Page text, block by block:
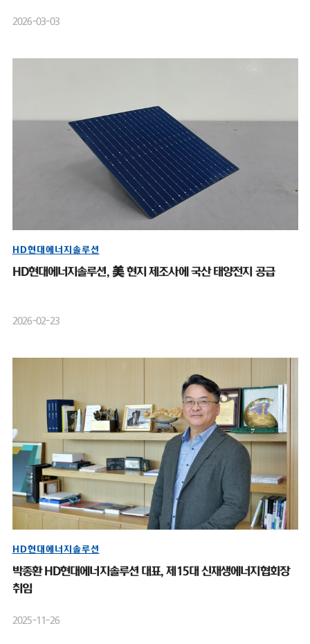
2026-03-03
HD현대에너지솔루션
HD현대에너지솔루션, 美 현지 제조사에 국산 태양전지 공급
2026-02-23
HD현대에너지솔루션
박종환 HD현대에너지솔루션 대표, 제15대 신재생에너지협회장
취임
2025-11-26